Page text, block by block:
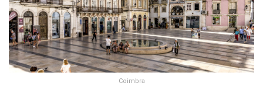
Coimbra